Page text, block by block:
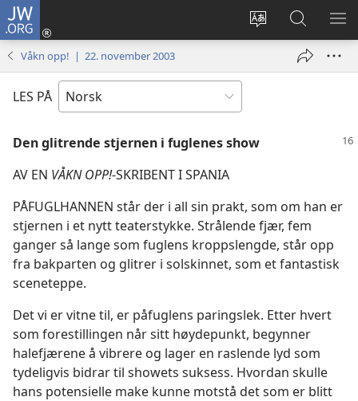
JW.ORG
Endre
Logg
inn
vindu)
Søk
på
JW.ORG
VIS
Våkn opp! | 22. november 2003
LES PÅ
Den glitrende stjernen i fuglenes show
AV EN VÅKN OPP!-SKRIBENT I SPANIA
PÅFUGLHANNEN står der i all sin prakt, som om han er
stjernen i et nytt teaterstykke. Strålende fjær, fem
ganger så lange som fuglens kroppslengde, står opp
fra bakparten og glitrer i solskinnet, som et fantastisk
sceneteppe.
Det vi er vitne til, er påfuglens paringslek. Etter hvert
som forestillingen når sitt høydepunkt, begynner
halefjærene å vibrere og lager en raslende lyd som
tydeligvis bidrar til showets suksess. Hvordan skulle
hans potensielle make kunne motstå det som er blitt